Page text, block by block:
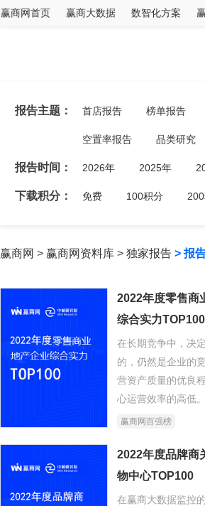
赢商网首页 赢商大数据 数智化方案
报告主题： 首店报告 榜单报告
空置率报告 品类研究
报告时间： 2026年 2025年
下载积分： 免费 100积分
赢商网 > 赢商网资料库 > 独家报告 > 报
2022年度零售商
综合实力TOP100
在长期竞争中，决
的，仍然是企业的
营资产质量的优良
心运营效率的高低。
赢商网通过规模性
值指标等四大行业
售商业地产企业的
赢商网百强榜
2022年度品牌商
物中心TOP100
在赢商大数据监控